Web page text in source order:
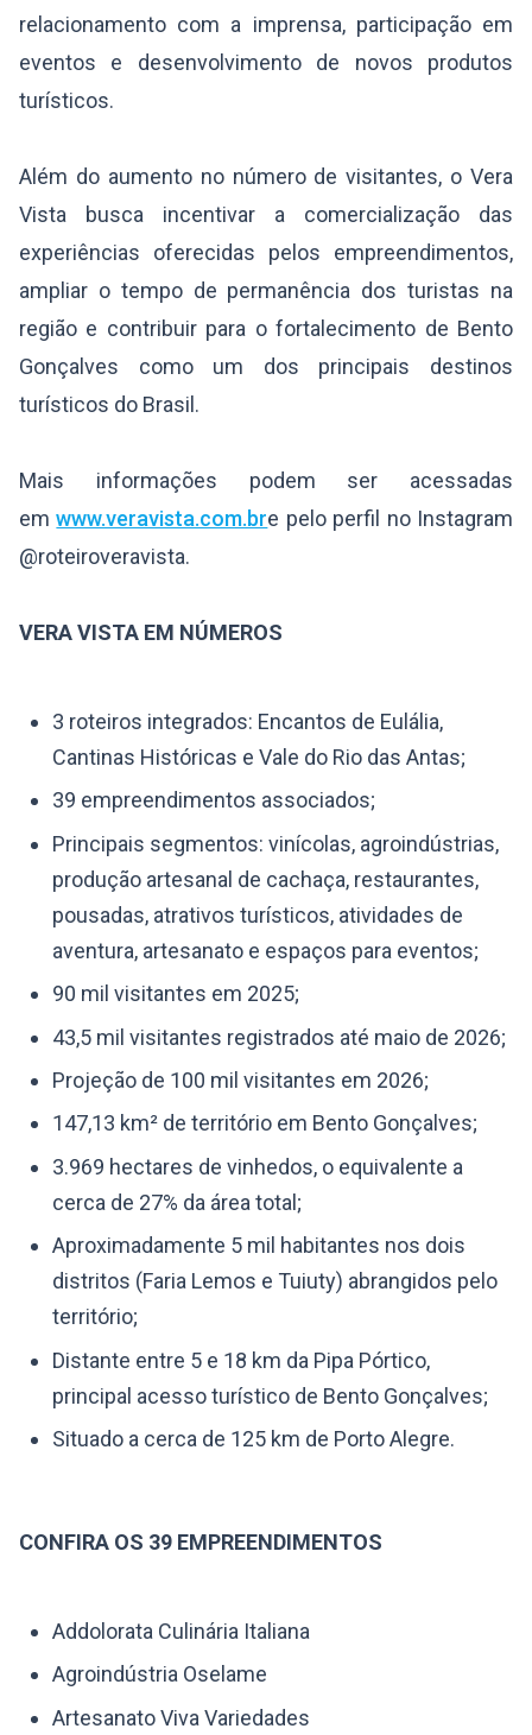
relacionamento com a imprensa, participação em
eventos e desenvolvimento de novos produtos
turísticos.
Além do aumento no número de visitantes, o Vera
Vista busca incentivar a comercialização das
experiências oferecidas pelos empreendimentos,
ampliar o tempo de permanência dos turistas na
região e contribuir para o fortalecimento de Bento
Gonçalves como um dos principais destinos
turísticos do Brasil.
Mais informações podem ser acessadas
emwww.veravista.com.bre pelo perfil no Instagram
@roteiroveravista.
VERA VISTA EM NÚMEROS
3 roteiros integrados: Encantos de Eulália,
Cantinas Históricas e Vale do Rio das Antas;
39 empreendimentos associados;
Principais segmentos: vinícolas, agroindústrias,
produção artesanal de cachaça, restaurantes,
pousadas, atrativos turísticos, atividades de
aventura, artesanato e espaços para eventos;
90 mil visitantes em 2025;
43,5 mil visitantes registrados até maio de 2026;
Projeção de 100 mil visitantes em 2026;
147,13 km² de território em Bento Gonçalves;
3.969 hectares de vinhedos, o equivalente a
cerca de 27% da área total;
Aproximadamente 5 mil habitantes nos dois
distritos (Faria Lemos e Tuiuty) abrangidos pelo
território;
Distante entre 5 e 18 km da Pipa Pórtico,
principal acesso turístico de Bento Gonçalves;
Situado a cerca de 125 km de Porto Alegre.
CONFIRA OS 39 EMPREENDIMENTOS
Addolorata Culinária Italiana
Agroindústria Oselame
Artesanato Viva Variedades